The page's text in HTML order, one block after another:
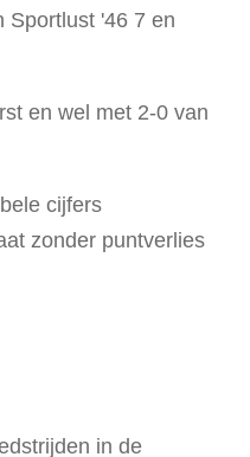
Sportlust '46 7 en
en wel met 2-0 van
cijfers
zonder puntverlies
in de